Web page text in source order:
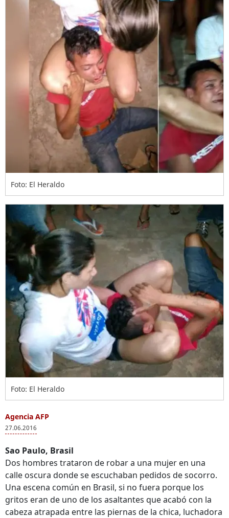
Foto: El Heraldo
Foto: El Heraldo
Agencia AFP
27.06.2016
Sao Paulo, Brasil
Dos hombres trataron de robar a una mujer en una
calle oscura donde se escuchaban pedidos de socorro.
Una escena común en Brasil, si no fuera porque los
gritos eran de uno de los asaltantes que acabó con la
cabeza atrapada entre las piernas de la chica, luchadora